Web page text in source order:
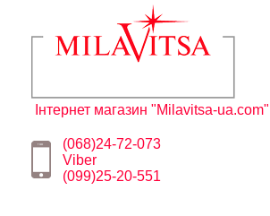
Інтернет магазин "Milavitsa-ua.com"
(068)24-72-073
Viber
(099)25-20-551